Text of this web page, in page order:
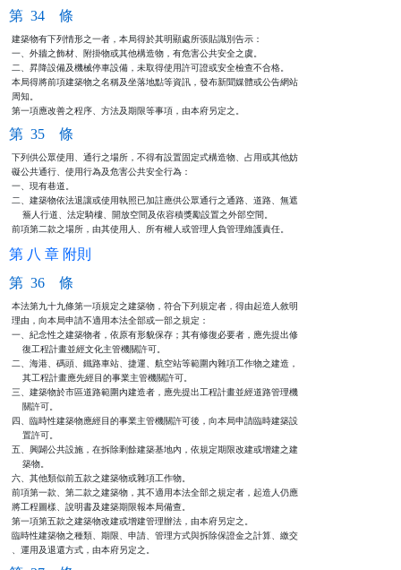
第 34 條
建築物有下列情形之一者，本局得於其明顯處所張貼識別告示：
一、外牆之飾材、附掛物或其他構造物，有危害公共安全之虞。
二、昇降設備及機械停車設備，未取得使用許可證或安全檢查不合格。
本局得將前項建築物之名稱及坐落地點等資訊，發布新聞媒體或公告網站
周知。
第一項應改善之程序、方法及期限等事項，由本府另定之。
第 35 條
下列供公眾使用、通行之場所，不得有設置固定式構造物、占用或其他妨
礙公共通行、使用行為及危害公共安全行為：
一、現有巷道。
二、建築物依法退讓或使用執照已加註應供公眾通行之通路、道路、無遮
    簷人行道、法定騎樓、開放空間及依容積獎勵設置之外部空間。
前項第二款之場所，由其使用人、所有權人或管理人負管理維護責任。
第 八 章 附則
第 36 條
本法第九十九條第一項規定之建築物，符合下列規定者，得由起造人敘明
理由，向本局申請不適用本法全部或一部之規定：
一、紀念性之建築物者，依原有形貌保存；其有修復必要者，應先提出修
    復工程計畫並經文化主管機關許可。
二、海港、碼頭、鐵路車站、捷運、航空站等範圍內雜項工作物之建造，
    其工程計畫應先經目的事業主管機關許可。
三、建築物於市區道路範圍內建造者，應先提出工程計畫並經道路管理機
    關許可。
四、臨時性建築物應經目的事業主管機關許可後，向本局申請臨時建築設
    置許可。
五、興闢公共設施，在拆除剩餘建築基地內，依規定期限改建或增建之建
    築物。
六、其他類似前五款之建築物或雜項工作物。
前項第一款、第二款之建築物，其不適用本法全部之規定者，起造人仍應
將工程圖樣、說明書及建築期限報本局備查。
第一項第五款之建築物改建或增建管理辦法，由本府另定之。
臨時性建築物之種類、期限、申請、管理方式與拆除保證金之計算、繳交
、運用及退還方式，由本府另定之。